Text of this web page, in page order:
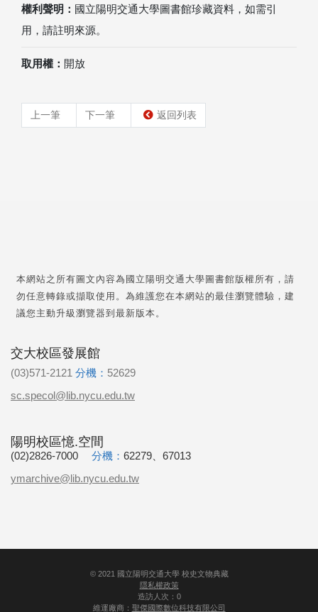
權利聲明： 國立陽明交通大學圖書館珍藏資料，如需引
用，請註明來源。
取用權： 開放
上一筆 下一筆 返回列表
本網站之所有圖文內容為國立陽明交通大學圖書館版權所有，請
勿任意轉錄或擷取使用。為維護您在本網站的最佳瀏覽體驗，建
議您主動升級瀏覽器到最新版本。
交大校區發展館
(03)571-2121 分機： 52629
sc.specol@lib.nycu.edu.tw
陽明校區憶.空間
(02)2826-7000 分機： 62279、67013
ymarchive@lib.nycu.edu.tw
© 2021 國立陽明交通大學 校史文物典藏
隱私權政策
造訪人次：0
維運廠商： 聖傑國際數位科技有限公司